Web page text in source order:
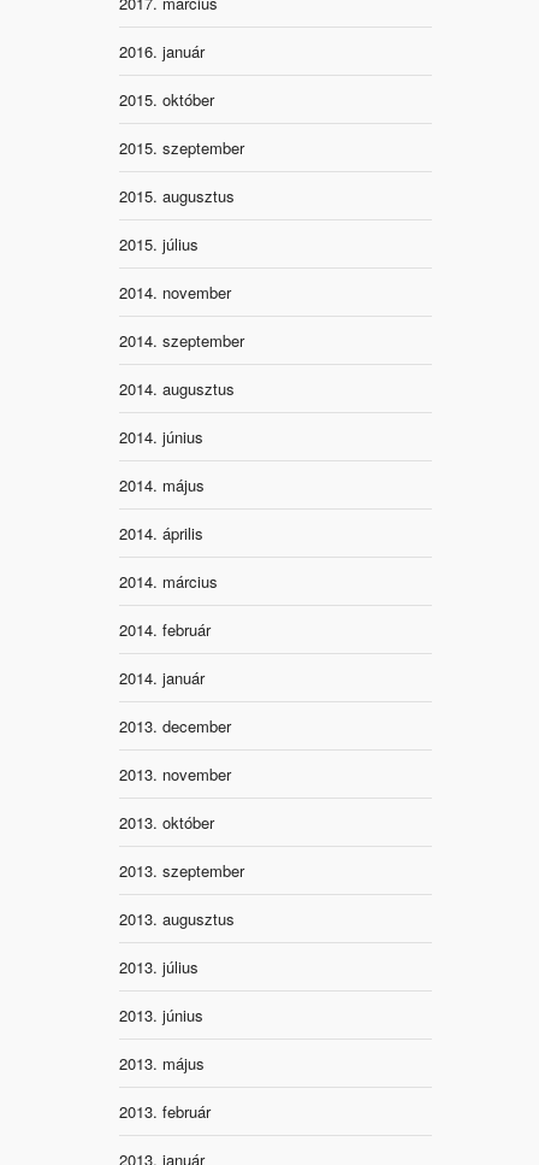
2016. január
2015. október
2015. szeptember
2015. augusztus
2015. július
2014. november
2014. szeptember
2014. augusztus
2014. június
2014. május
2014. április
2014. március
2014. február
2014. január
2013. december
2013. november
2013. október
2013. szeptember
2013. augusztus
2013. július
2013. június
2013. május
2013. február
2013. január